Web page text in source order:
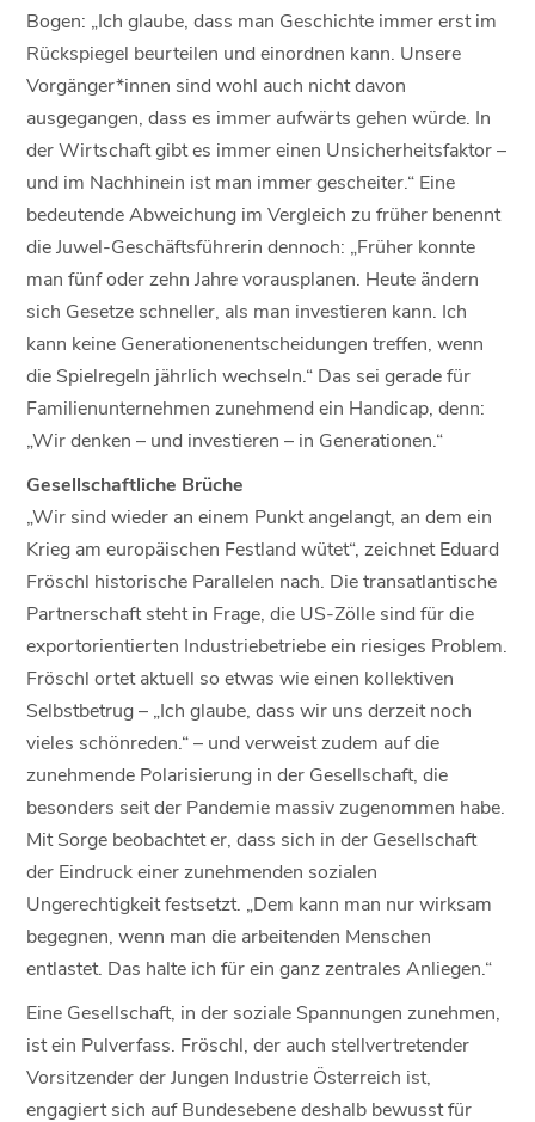
Bogen: „Ich glaube, dass man Geschichte immer erst im
Rückspiegel beurteilen und einordnen kann. Unsere
Vorgänger*innen sind wohl auch nicht davon
ausgegangen, dass es immer aufwärts gehen würde. In
der Wirtschaft gibt es immer einen Unsicherheitsfaktor –
und im Nachhinein ist man immer gescheiter.“ Eine
bedeutende Abweichung im Vergleich zu früher benennt
die Juwel-Geschäftsführerin dennoch: „Früher konnte
man fünf oder zehn Jahre vorausplanen. Heute ändern
sich Gesetze schneller, als man investieren kann. Ich
kann keine Generationenentscheidungen treffen, wenn
die Spielregeln jährlich wechseln.“ Das sei gerade für
Familienunternehmen zunehmend ein Handicap, denn:
„Wir denken – und investieren – in Generationen.“
Gesellschaftliche Brüche
„Wir sind wieder an einem Punkt angelangt, an dem ein
Krieg am europäischen Festland wütet“, zeichnet Eduard
Fröschl historische Parallelen nach. Die transatlantische
Partnerschaft steht in Frage, die US-Zölle sind für die
exportorientierten Industriebetriebe ein riesiges Problem.
Fröschl ortet aktuell so etwas wie einen kollektiven
Selbstbetrug – „Ich glaube, dass wir uns derzeit noch
vieles schönreden.“ – und verweist zudem auf die
zunehmende Polarisierung in der Gesellschaft, die
besonders seit der Pandemie massiv zugenommen habe.
Mit Sorge beobachtet er, dass sich in der Gesellschaft
der Eindruck einer zunehmenden sozialen
Ungerechtigkeit festsetzt. „Dem kann man nur wirksam
begegnen, wenn man die arbeitenden Menschen
entlastet. Das halte ich für ein ganz zentrales Anliegen.“
Eine Gesellschaft, in der soziale Spannungen zunehmen,
ist ein Pulverfass. Fröschl, der auch stellvertretender
Vorsitzender der Jungen Industrie Österreich ist,
engagiert sich auf Bundesebene deshalb bewusst für